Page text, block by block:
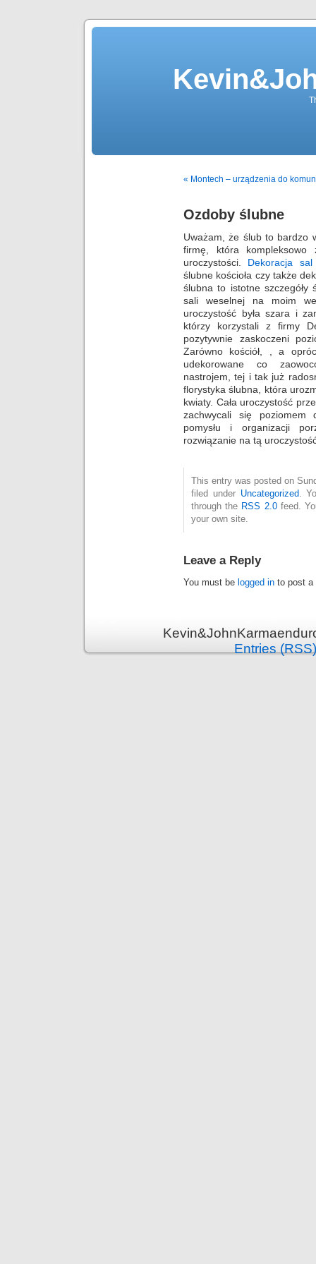
« Montech – urządzenia do
Ozdoby ślubne
Uważam, że ślub to bardzo
firmę, która
uroczystości. Dekoracja sal
ślubne kościoła czy także
ślubna to istotne
sali weselnej na moim
uroczystość była szara i
którzy korzystali z firmy
pozytywnie zaskoczeni
Zarówno kościół, , a
udekorowane co
nastrojem, tej i tak już
florystyka ślubna, która
kwiaty. Cała uroczystość
zachwycali się
pomysłu i organizacji
rozwiązanie na tą
This entry was posted on
filed under Uncategorized.
through the RSS 2.0feed.
your own site.
Leave a Reply
You must be logged in to post a
Entries (RSS)